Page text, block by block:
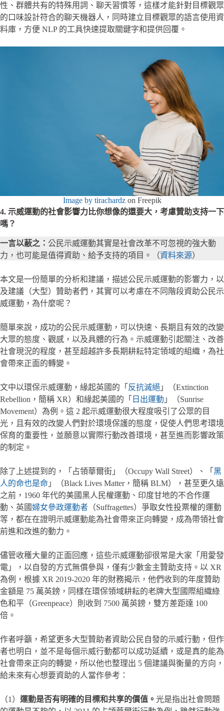
性、群體共有的特殊用詞、聊天習慣等，這樣才能針對目標觀眾
的口味設計符合的聊天機器人，同時建立目標觀眾的語言使用資
料庫，方便 NLP 的工具快速提取關鍵字和提供回覆。
Image by tirachardzon Freepik
4. 示威運動的社會影響力比你想像的還要大，考慮贊助支持一下
嗎？
一言以蔽之： 公民示威運動其實是社會改革不可忽視的強大動
力，也可能是值得資助、給予支持的項目。（資料來源）
本文是一份簡單的分析和建議，描述公民示威運動的影響力，以
及建議（大型）贊助者們，其實可以考慮在不同階段資助公民示
威運動，為什麼呢？
簡單來說，成功的公民示威運動，可以快速、長期且有效的改變
大眾的態度、觀感，以及具體的行為。示威運動引起關注、改善
社會現況的程度，甚至超越許多長期耕耘特定領域的組織，為社
會帶來正面的轉變。
文中以環保示威運動，緣起英國的「 反抗滅絕 」（Extinction
Rebellion，簡稱 XR）和緣起美國的「 日出運動 」（Sunrise
Movement）為例。這 2 起示威運動很大程度吸引了公眾的目
光，且有效的改變人們對於環境保護的態度，促使人們思考環境
保育的重要性，並願意以實際行動改善環境，甚至進而影響政策
的制定。
除了上述提到的，「占領華爾街」（Occupy Wall Street）、「 黑
人的命也是命 」（Black Lives Matter，簡稱 BLM），甚至更久遠
之前，1960 年代的美國黑人民權運動、印度甘地的不合作運
動、英國婦女參政運動者 （Suffragettes）爭取女性投票權的運動
等，都在在證明示威運動能為社會帶來正向轉變，成為帶領社會
前進和改進的動力。
儘管收穫大量的正面回應，這些示威運動卻很常是大家「用愛發
電」，以自發的方式無償參與，僅有少數金主贊助支持。以 XR
為例，根據 XR 2019-2020 年的財務揭示，他們收到的年度贊助
金額是 75 萬英鎊，同樣在環保領域耕耘的老牌大型國際組織綠
色和平（Greenpeace）則收到 7500 萬英鎊，雙方差距達 100
倍。
作者呼籲，希望更多大型贊助者資助公民自發的示威行動，但作
者也明白，並不是每個示威行動都可以成功延續，或是真的能為
社會帶來正向的轉變，所以他也整理出 5 個建議與衡量的方向，
給未來有心想要資助的人當作參考：
（1） 運動是否有明確的目標和共享的價值。 光是指出社會問題